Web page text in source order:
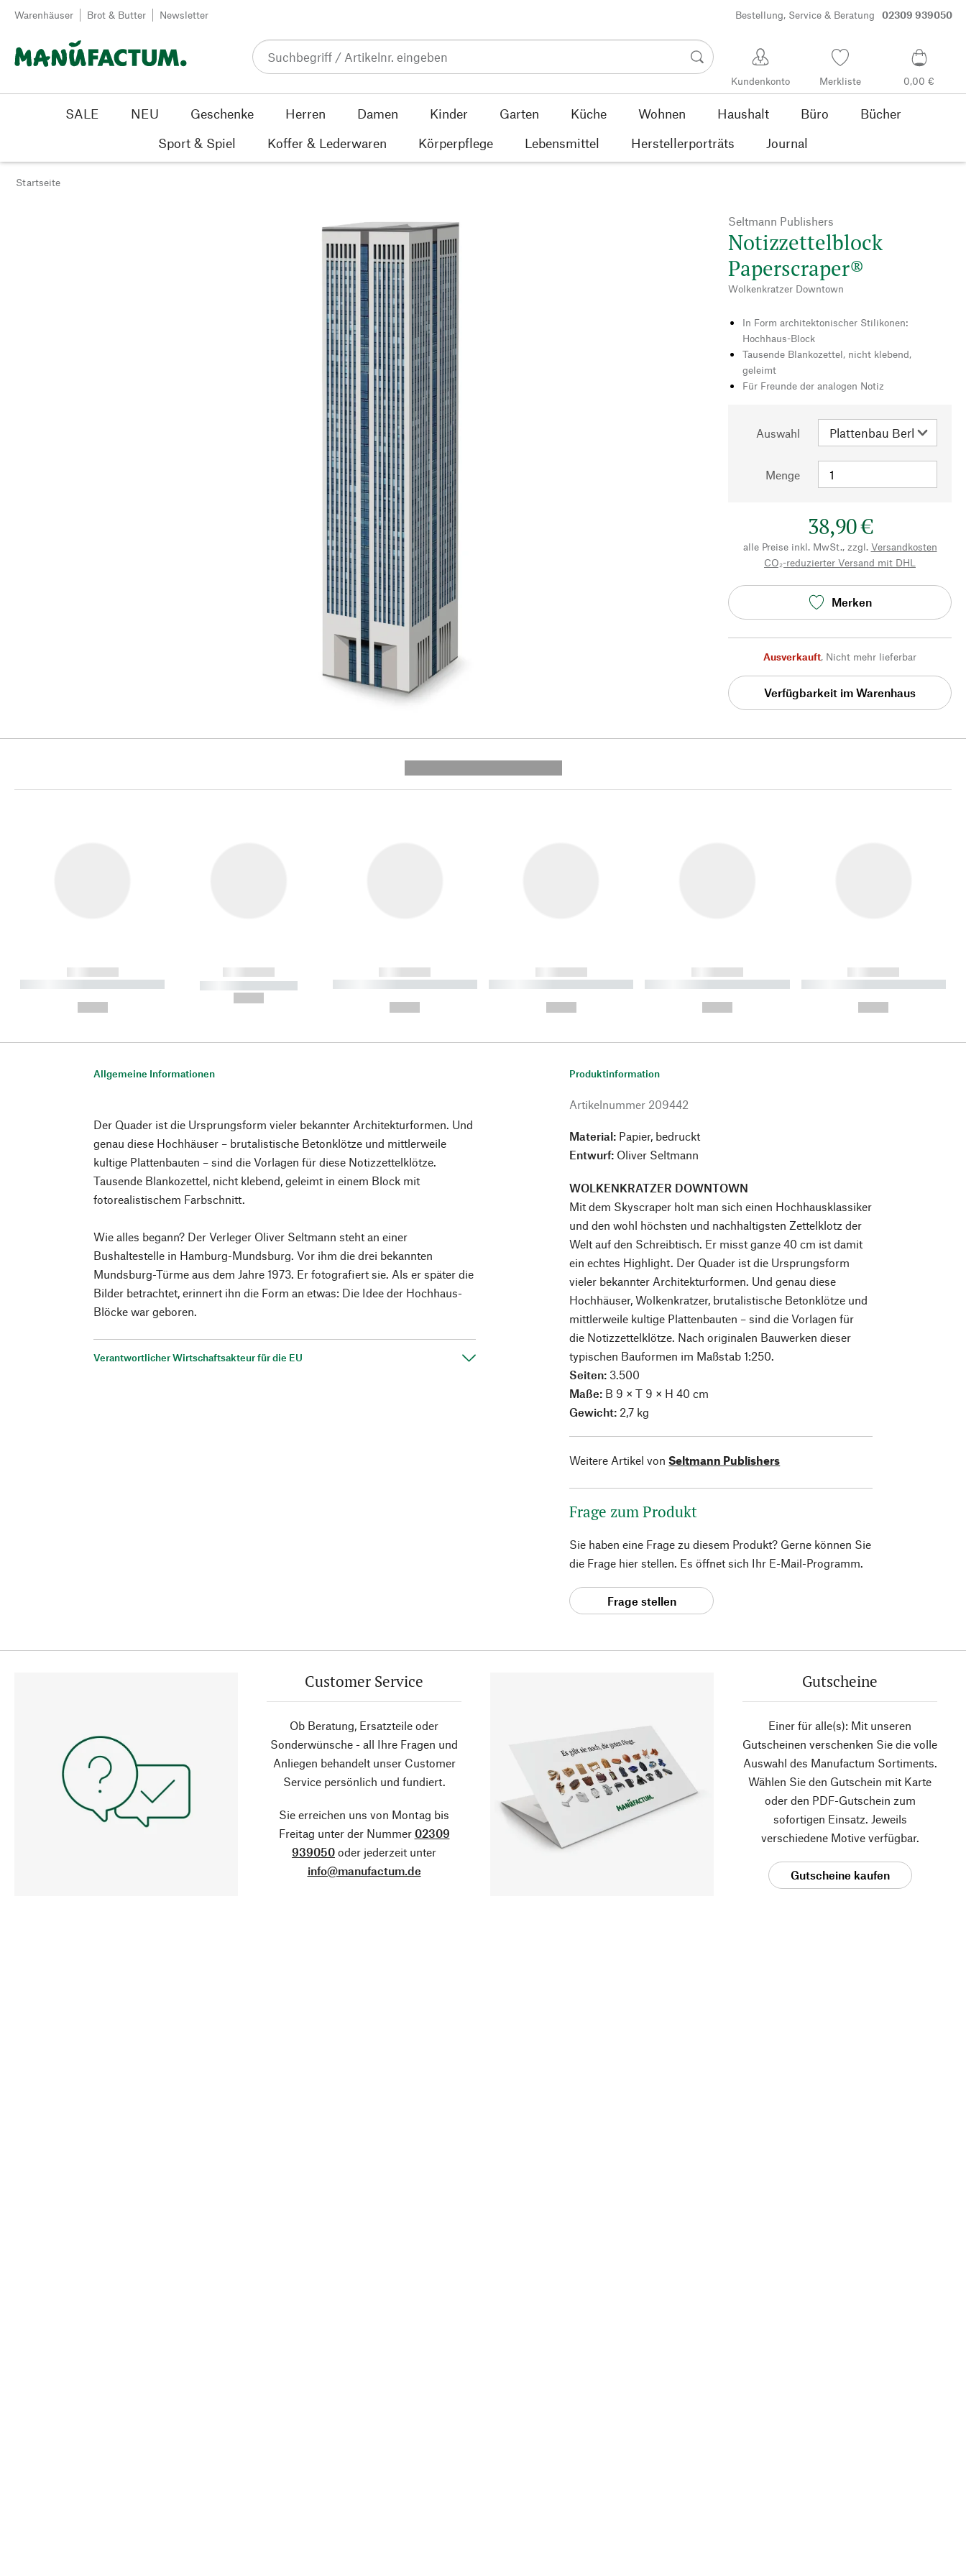
Zum Inhalt springen
Warenhäuser Brot & Butter Newsletter Bestellung, Service & Beratung 02309 939050
Kundenkonto Merkliste 0,00 €
SALE NEU Geschenke Herren Damen Kinder Garten Küche Wohnen Haushalt Büro
Bücher
Sport & Spiel
Koffer & Lederwaren Körperpflege Lebensmittel Herstellerporträts Journal
Startseite
Seltmann Publishers
Notizzettelblock
Paperscraper®
Wolkenkratzer Downtown
In Form architektonischer Stilikonen:
Hochhaus-Block
Tausende Blankozettel, nicht klebend,
geleimt
Für Freunde der analogen Notiz
Auswahl
Menge
38,90 €
alle Preise inkl. MwSt., zzgl. Versandkosten
CO₂-reduzierter Versand mit DHL
Merken
Ausverkauft, Nicht mehr lieferbar
Verfügbarkeit im Warenhaus
------------
----------- ----------- ----------
------------
----------- -----------
------------
----------- ----------- ----------
------------
----------- ----------- ----------
------------
----------- ----------- ----------
------------
----------- ----------- ----------
Allgemeine Informationen
Der Quader ist die Ursprungsform vieler bekannter Architekturformen. Und
genau diese Hochhäuser – brutalistische Betonklötze und mittlerweile
kultige Plattenbauten – sind die Vorlagen für diese Notizzettelklötze.
Tausende Blankozettel, nicht klebend, geleimt in einem Block mit
fotorealistischem Farbschnitt.
Wie alles begann? Der Verleger Oliver Seltmann steht an einer
Bushaltestelle in Hamburg-Mundsburg. Vor ihm die drei bekannten
Mundsburg-Türme aus dem Jahre 1973. Er fotografiert sie. Als er später die
Bilder betrachtet, erinnert ihn die Form an etwas: Die Idee der Hochhaus-
Blöcke war geboren.
Verantwortlicher Wirtschaftsakteur für die EU
Produktinformation
Artikelnummer 209442
Material: Papier, bedruckt
Entwurf: Oliver Seltmann
WOLKENKRATZER DOWNTOWN
Mit dem Skyscraper holt man sich einen Hochhausklassiker
und den wohl höchsten und nachhaltigsten Zettelklotz der
Welt auf den Schreibtisch. Er misst ganze 40 cm ist damit
ein echtes Highlight. Der Quader ist die Ursprungsform
vieler bekannter Architekturformen. Und genau diese
Hochhäuser, Wolkenkratzer, brutalistische Betonklötze und
mittlerweile kultige Plattenbauten – sind die Vorlagen für
die Notizzettelklötze. Nach originalen Bauwerken dieser
typischen Bauformen im Maßstab 1:250.
Seiten: 3.500
Maße: B 9 × T 9 × H 40 cm
Gewicht: 2,7 kg
Weitere Artikel von Seltmann Publishers
Frage zum Produkt
Sie haben eine Frage zu diesem Produkt? Gerne können Sie
die Frage hier stellen. Es öffnet sich Ihr E-Mail-Programm.
Frage stellen
Customer Service
Ob Beratung, Ersatzteile oder
Sonderwünsche - all Ihre Fragen und
Anliegen behandelt unser Customer
Service persönlich und fundiert.
Sie erreichen uns von Montag bis
Freitag unter der Nummer 02309
939050 oder jederzeit unter
info@manufactum.de
Gutscheine
Einer für alle(s): Mit unseren
Gutscheinen verschenken Sie die volle
Auswahl des Manufactum Sortiments.
Wählen Sie den Gutschein mit Karte
oder den PDF-Gutschein zum
sofortigen Einsatz. Jeweils
verschiedene Motive verfügbar.
Gutscheine kaufen